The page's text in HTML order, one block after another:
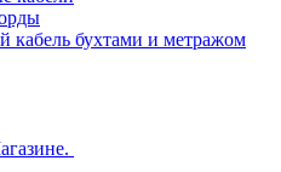
кабель бухтами и метражом